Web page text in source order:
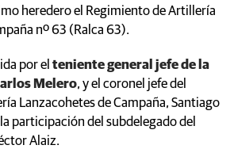
heredero el Regimiento de Artillería
nº 63 (Ralca 63).
por el teniente general jefe de la
Melero, y el coronel jefe del
Lanzacohetes de Campaña, Santiago
participación del subdelegado del
Alaiz.